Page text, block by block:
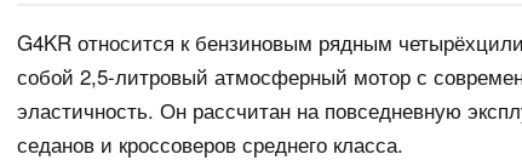
G4KR относится к бензиновым рядным
собой 2,5-литровый атмосферный мотор с
эластичность. Он рассчитан на повседневную
седанов и кроссоверов среднего класса.